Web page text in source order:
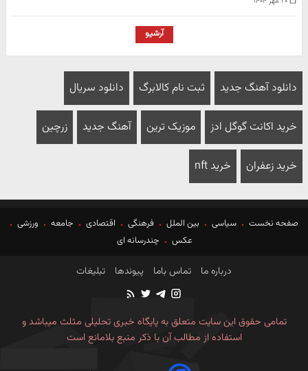
آرشیو
دانلود آهنگ جدید ثبت نام کالابرگ دانلود سریال
خرید اکانت گوگل ادز موزیک ترین آهنگ جدید زرچین
خرید زعفران خرید nft
صفحه نخست سیاسی بین الملل فرهنگی اقتصادی جامعه
ورزشی
عکس
چندرسانه ای
درباره ما تماس باما پیوندها تبلیغات
تمامی حقوق این سایت متعلق به پایگاه خبری تحلیلی مثلث میباشد و
استفاده از مطالب آن با ذکر منبع بلامانع است